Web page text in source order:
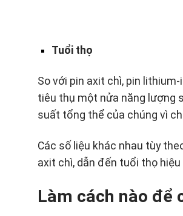
Tuổi thọ
So với pin axit chì, pin
tiêu thụ một nửa năng lượng
suất tổng thể của chúng vì
Các số liệu khác nhau tùy
axit chì, dẫn đến tuổi thọ
Làm cách nào để